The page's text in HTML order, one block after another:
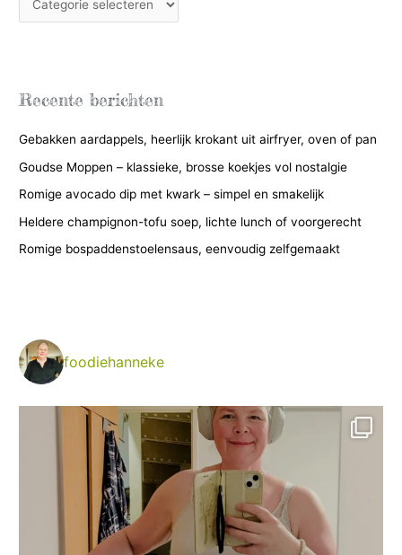
a
g
r
i
e
ë
Recente berichten
Gebakken aardappels, heerlijk krokant uit airfryer, oven of pan
Goudse Moppen – klassieke, brosse koekjes vol nostalgie
Romige avocado dip met kwark – simpel en smakelijk
Heldere champignon-tofu soep, lichte lunch of voorgerecht
Romige bospaddenstoelensaus, eenvoudig zelfgemaakt
foodiehanneke